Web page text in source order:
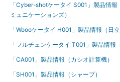
「Cyber-shotケータイ S001」製品情
ミュニケーションズ）
「Woooケータイ H001」製品情報（日立
「フルチェンケータイ T001」製品情報
「CA001」製品情報（カシオ計算機）
「SH001」製品情報（シャープ）